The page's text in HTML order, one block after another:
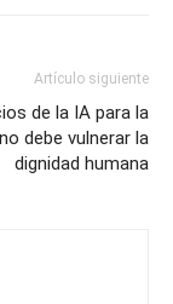
Artículo siguiente
de la IA para la
debe vulnerar la
dignidad humana